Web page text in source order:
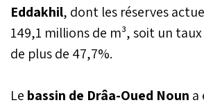
Eddakhil, dont les réserves
149,1 millions de m³, soit un
de plus de 47,7%.
Le bassin de Drâa-Oued Noun a